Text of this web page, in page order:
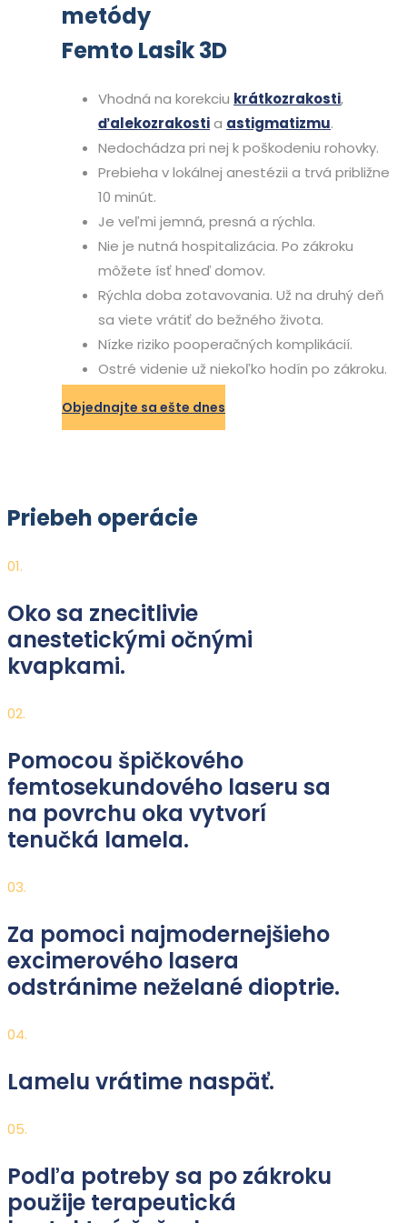
metódy
Femto Lasik 3D
Vhodná na korekciu krátkozrakosti,
ďalekozrakostia astigmatizmu.
Nedochádza pri nej k poškodeniu rohovky.
Prebieha v lokálnej anestézii a trvá približne
10 minút.
Je veľmi jemná, presná a rýchla.
Nie je nutná hospitalizácia. Po zákroku
môžete ísť hneď domov.
Rýchla doba zotavovania. Už na druhý deň
sa viete vrátiť do bežného života.
Nízke riziko pooperačných komplikácií.
Ostré videnie už niekoľko hodín po zákroku.
Objednajte sa ešte dnes
Priebeh operácie
01.
Oko sa znecitlivie
anestetickými očnými
kvapkami.
02.
Pomocou špičkového
femtosekundového laseru sa
na povrchu oka vytvorí
tenučká lamela.
03.
Za pomoci najmodernejšieho
excimerového lasera
odstránime neželané dioptrie.
04.
Lamelu vrátime naspäť.
05.
Podľa potreby sa po zákroku
použije terapeutická